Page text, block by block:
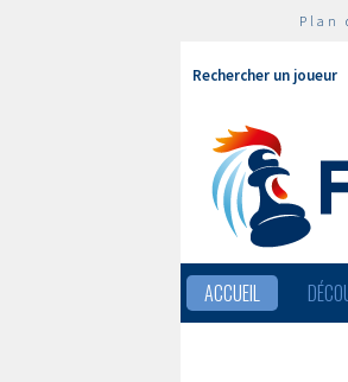
Plan
Rechercher un joueur
ACCUEIL